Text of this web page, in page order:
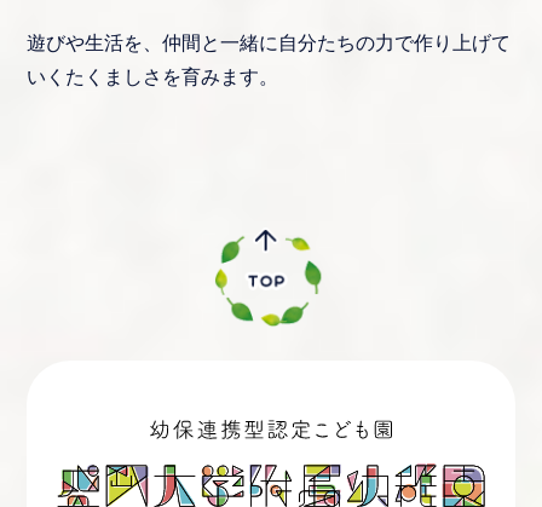
遊びや生活を、仲間と一緒に自分たちの力で作り上げて
いくたくましさを育みます。